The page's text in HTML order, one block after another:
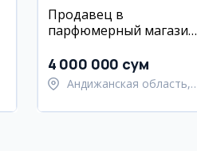
Продавец в
парфюмерный магазин
4 000 000 сум
Андижанская область,